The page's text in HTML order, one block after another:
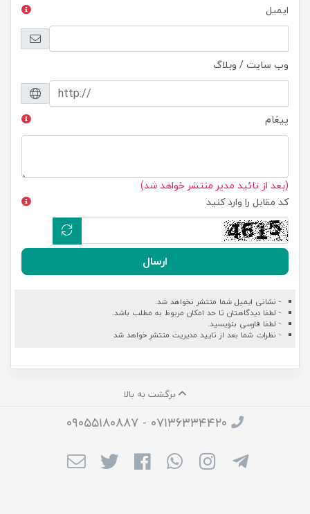
ایمیل
وب سایت / وبلاگ
پیغام
(بعد از تائید مدیر منتشر خواهد شد)
کد مقابل را وارد کنید
ارسال
- نشانی ایمیل شما منتشر نخواهد شد.
- لطفا دیدگاهتان تا حد امکان مربوط به مطلب باشد.
- لطفا فارسی بنویسید.
- نظرات شما بعد از تایید مدیریت منتشر خواهد شد
برگشت به بالا
۰۷۱۳۶۳۳۴۴۲۰ - ۰۹۰۵۵۱۸۰۸۸۷